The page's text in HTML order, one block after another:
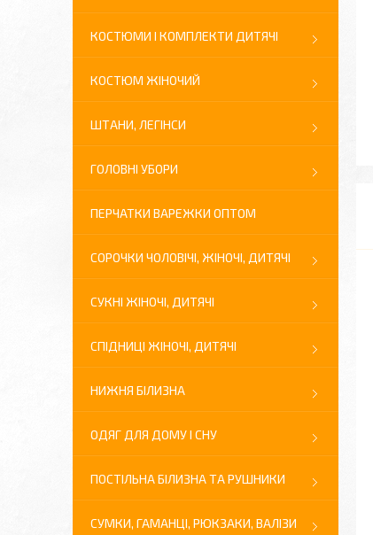
КОСТЮМИ І КОМПЛЕКТИ ДИТЯЧІ
КОСТЮМ ЖІНОЧИЙ
ШТАНИ, ЛЕГІНСИ
ГОЛОВНІ УБОРИ
ПЕРЧАТКИ ВАРЕЖКИ ОПТОМ
СОРОЧКИ ЧОЛОВІЧІ, ЖІНОЧІ, ДИТЯЧІ
СУКНІ ЖІНОЧІ, ДИТЯЧІ
СПІДНИЦІ ЖІНОЧІ, ДИТЯЧІ
НИЖНЯ БІЛИЗНА
ОДЯГ ДЛЯ ДОМУ І СНУ
ПОСТІЛЬНА БІЛИЗНА ТА РУШНИКИ
СУМКИ, ГАМАНЦІ, РЮКЗАКИ, ВАЛІЗИ